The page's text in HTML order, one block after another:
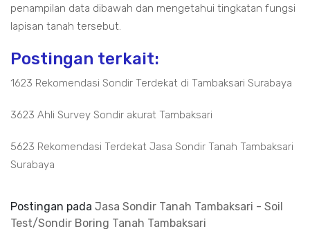
penampilan data dibawah dan mengetahui tingkatan fungsi
lapisan tanah tersebut.
Postingan terkait:
1623 Rekomendasi Sondir Terdekat di Tambaksari Surabaya
3623 Ahli Survey Sondir akurat Tambaksari
5623 Rekomendasi Terdekat Jasa Sondir Tanah Tambaksari
Surabaya
Postingan pada Jasa Sondir Tanah Tambaksari - Soil
Test/Sondir Boring Tanah Tambaksari